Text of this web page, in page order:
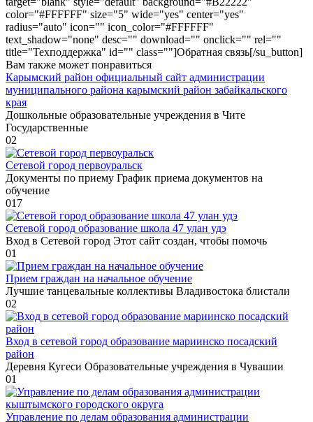
color="#FFFFFF" size="5" wide="yes" center="yes"
radius="auto" icon="" icon_color="#FFFFFF"
text_shadow="none" desc="" download="" onclick="" rel=""
title="Техподдержка" id="" class=""]Обратная связь[/su_button]
Вам также может понравиться
Карымский район официальный сайт администрации
муниципального района карымский район забайкальского
края
Дошкольные образовательные учреждения в Чите
Государственные
02
Сетевой город первоуральск
Документы по приему График приема документов на
обучение
017
Сетевой город образование школа 47 улан удэ
Вход в Сетевой город Этот сайт создан, чтобы помочь
01
Прием граждан на начальное обучение
Лучшие танцевальные коллективы Владивостока блистали
02
Вход в сетевой город образование мариинско посадский
район
Деревня Кугеси Образовательные учреждения в Чувашии
01
Управление по делам образования администрации